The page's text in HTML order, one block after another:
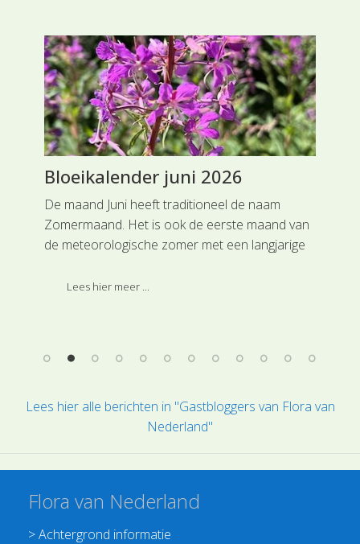
Bloeikalender juni 2026
De maand Juni heeft traditioneel de naam
Zomermaand. Het is ook de eerste maand van
de meteorologische zomer met een langjarige
Celsius, dat is maar liefst 2,5 graden meer dan
Lees hier meer ...
Lees hier alle berichten in "Gastbloggers van Flora van
Nederland"
Flora van Nederland
>Achtergrond informatie